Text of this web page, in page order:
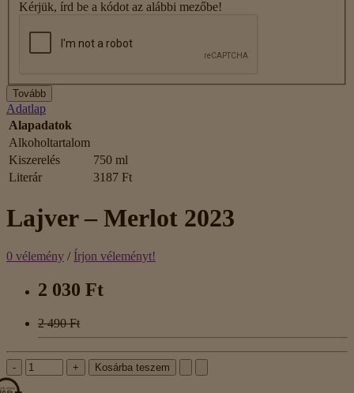
Kérjük, írd be a kódot az alábbi mezőbe!
Tovább
Adatlap
Alapadatok
Alkoholtartalom
Kiszerelés
750 ml
Literár
3187 Ft
Lajver – Merlot 2023
0 vélemény / Írjon véleményt!
2 030 Ft
2 490 Ft
- + Kosárba teszem